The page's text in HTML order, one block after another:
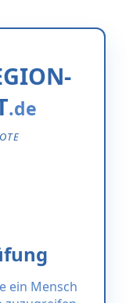
ein Mensch